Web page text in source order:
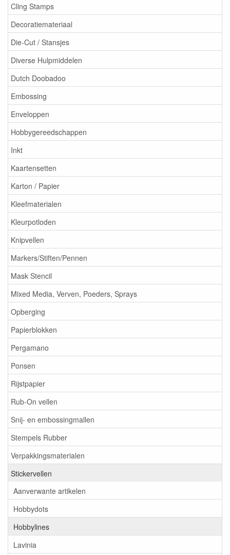
Cling Stamps
Decoratiemateriaal
Die-Cut / Stansjes
Diverse Hulpmiddelen
Dutch Doobadoo
Embossing
Enveloppen
Hobbygereedschappen
Inkt
Kaartensetten
Karton / Papier
Kleefmaterialen
Kleurpotloden
Knipvellen
Markers/Stiften/Pennen
Mask Stencil
Mixed Media, Verven, Poeders, Sprays
Opberging
Papierblokken
Pergamano
Ponsen
Rijstpapier
Rub-On vellen
Snij- en embossingmallen
Stempels Rubber
Verpakkingsmaterialen
Stickervellen
Aanverwante artikelen
Hobbydots
Hobbylines
Lavinia